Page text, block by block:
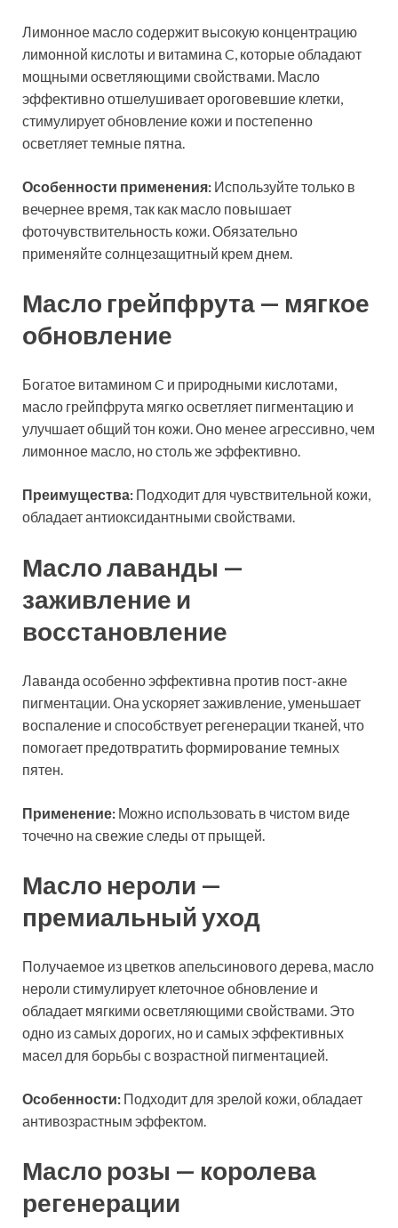
Лимонное масло содержит высокую концентрацию
лимонной кислоты и витамина C, которые обладают
мощными осветляющими свойствами. Масло
эффективно отшелушивает ороговевшие клетки,
стимулирует обновление кожи и постепенно
осветляет темные пятна.
Особенности применения: Используйте только в
вечернее время, так как масло повышает
фоточувствительность кожи. Обязательно
применяйте солнцезащитный крем днем.
Масло грейпфрута — мягкое
обновление
Богатое витамином C и природными кислотами,
масло грейпфрута мягко осветляет пигментацию и
улучшает общий тон кожи. Оно менее агрессивно, чем
лимонное масло, но столь же эффективно.
Преимущества: Подходит для чувствительной кожи,
обладает антиоксидантными свойствами.
Масло лаванды —
заживление и
восстановление
Лаванда особенно эффективна против пост-акне
пигментации. Она ускоряет заживление, уменьшает
воспаление и способствует регенерации тканей, что
помогает предотвратить формирование темных
пятен.
Применение: Можно использовать в чистом виде
точечно на свежие следы от прыщей.
Масло нероли —
премиальный уход
Получаемое из цветков апельсинового дерева, масло
нероли стимулирует клеточное обновление и
обладает мягкими осветляющими свойствами. Это
одно из самых дорогих, но и самых эффективных
масел для борьбы с возрастной пигментацией.
Особенности: Подходит для зрелой кожи, обладает
антивозрастным эффектом.
Масло розы — королева
регенерации